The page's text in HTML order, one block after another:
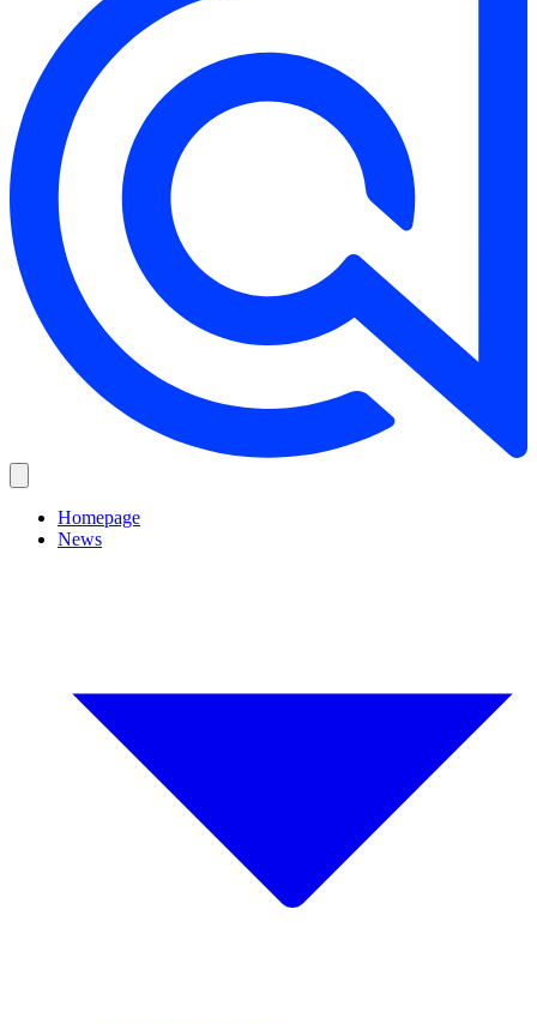
Homepage
News